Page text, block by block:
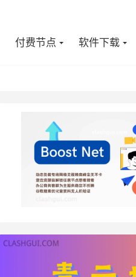
付费节点 软件下载